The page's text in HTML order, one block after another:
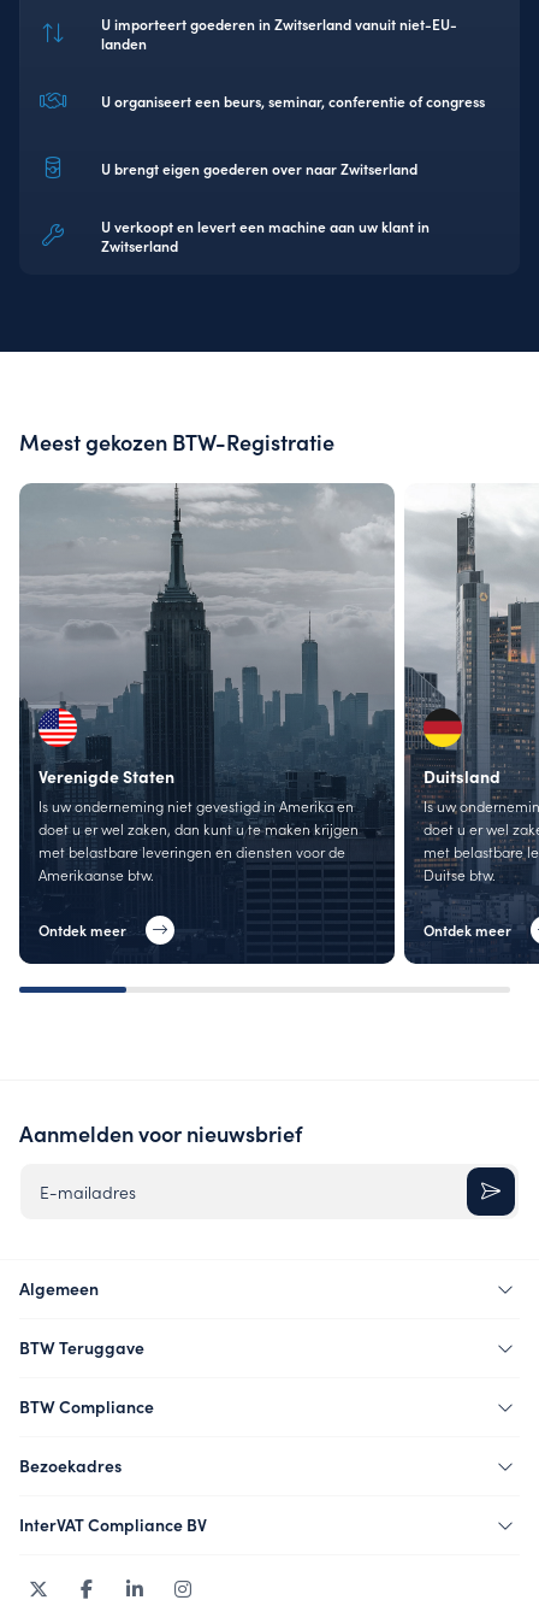
U importeert goederen in Zwitserland vanuit niet-EU-
landen
U organiseert een beurs, seminar, conferentie of congress
U brengt eigen goederen over naar Zwitserland
U verkoopt en levert een machine aan uw klant in
Zwitserland
Meest gekozen BTW-Registratie
Verenigde Staten
Is uw onderneming niet gevestigd in Amerika en
doet u er wel zaken, dan kunt u te maken krijgen
met belastbare leveringen en diensten voor de
Amerikaanse btw.
Ontdek meer
Duitsland
Is uw
doet u er wel
met belastbare
Duitse btw.
Ontdek meer
Algemeen
BTW Teruggave
BTW Compliance
Bezoekadres
InterVAT Compliance BV
Aanmelden voor nieuwsbrief
E-mailadres